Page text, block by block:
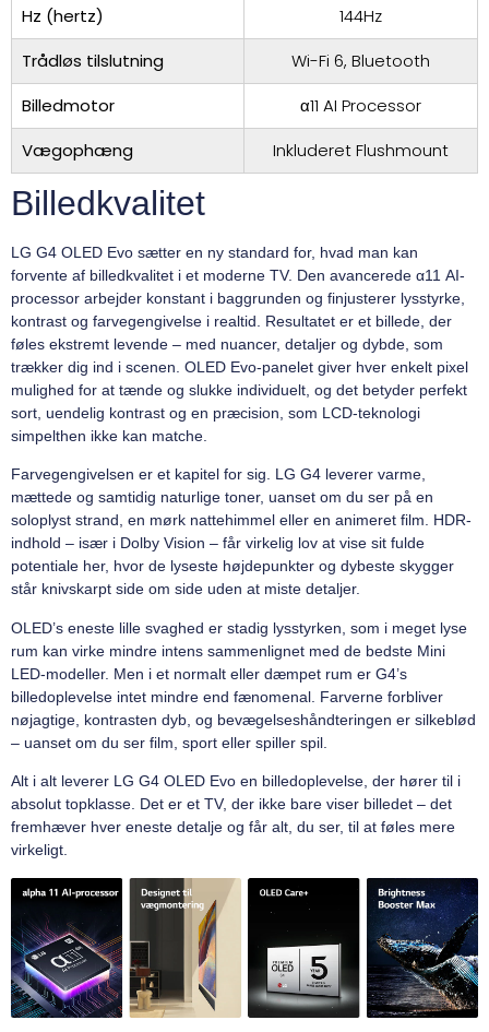
Hz (hertz)
144Hz
Trådløs tilslutning
Wi-Fi 6, Bluetooth
Billedmotor
α11 AI Processor
Vægophæng
Inkluderet Flushmount
Billedkvalitet
LG G4 OLED Evo sætter en ny standard for, hvad man kan
forvente af billedkvalitet i et moderne TV. Den avancerede α11 AI-
processor arbejder konstant i baggrunden og finjusterer lysstyrke,
kontrast og farvegengivelse i realtid. Resultatet er et billede, der
føles ekstremt levende – med nuancer, detaljer og dybde, som
trækker dig ind i scenen. OLED Evo-panelet giver hver enkelt pixel
mulighed for at tænde og slukke individuelt, og det betyder perfekt
sort, uendelig kontrast og en præcision, som LCD-teknologi
simpelthen ikke kan matche.
Farvegengivelsen er et kapitel for sig. LG G4 leverer varme,
mættede og samtidig naturlige toner, uanset om du ser på en
soloplyst strand, en mørk nattehimmel eller en animeret film. HDR-
indhold – især i Dolby Vision – får virkelig lov at vise sit fulde
potentiale her, hvor de lyseste højdepunkter og dybeste skygger
står knivskarpt side om side uden at miste detaljer.
OLED’s eneste lille svaghed er stadig lysstyrken, som i meget lyse
rum kan virke mindre intens sammenlignet med de bedste Mini
LED-modeller. Men i et normalt eller dæmpet rum er G4’s
billedoplevelse intet mindre end fænomenal. Farverne forbliver
nøjagtige, kontrasten dyb, og bevægelseshåndteringen er silkeblød
– uanset om du ser film, sport eller spiller spil.
Alt i alt leverer LG G4 OLED Evo en billedoplevelse, der hører til i
absolut topklasse. Det er et TV, der ikke bare viser billedet – det
fremhæver hver eneste detalje og får alt, du ser, til at føles mere
virkeligt.